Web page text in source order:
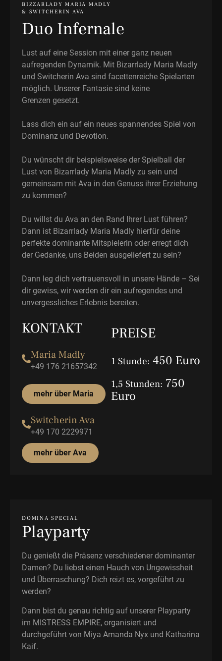
BIZZARLADY MARIA MADLY
& SWITCHERIN AVA
Duo Infernale
Lust auf eine Session mit einer ganz neuen
aufregenden Dynamik. Mit Bizarrlady Maria Madly
und Switcherin Ava sind facettenreiche Spielarten
möglich. Unserer Fantasie sind keine
Grenzen gesetzt.
Lass dich ein auf ein neues spannendes Spiel von
Dominanz und Devotion.
Du wünscht dir beispielsweise der Spielball der
Lust von Bizarrlady Maria Madly zu sein und
gemeinsam mit Ava in den Genuss ihrer Erziehung
zu kommen?
Du willst du Ava an den Rand Ihrer Lust führen?
Dann ist Bizarrlady Maria Madly hierfür deine
perfekte dominante Mitspielerin oder erregt dich
der Gedanke, uns Beiden ausgeliefert zu sein?
Dann leg dich vertrauensvoll in unsere Hände – Sei
dir gewiss, wir werden dir ein aufregendes und
unvergessliches Erlebnis bereiten.
KONTAKT
Maria Madly
+49 176 21657342
mehr über Maria
Switcherin Ava
+49 170 2229971
mehr über Ava
PREISE
1 Stunde: 450 Euro
1,5 Stunden: 750
Euro
DOMINA SPECIAL
Playparty
Du genießt die Präsenz verschiedener dominanter
Damen? Du liebst einen Hauch von Ungewissheit
und Überraschung? Dich reizt es, vorgeführt zu
werden?
Dann bist du genau richtig auf unserer Playparty
im MISTRESS EMPIRE, organisiert und
durchgeführt von Miya Amanda Nyx und Katharina
Kaif.